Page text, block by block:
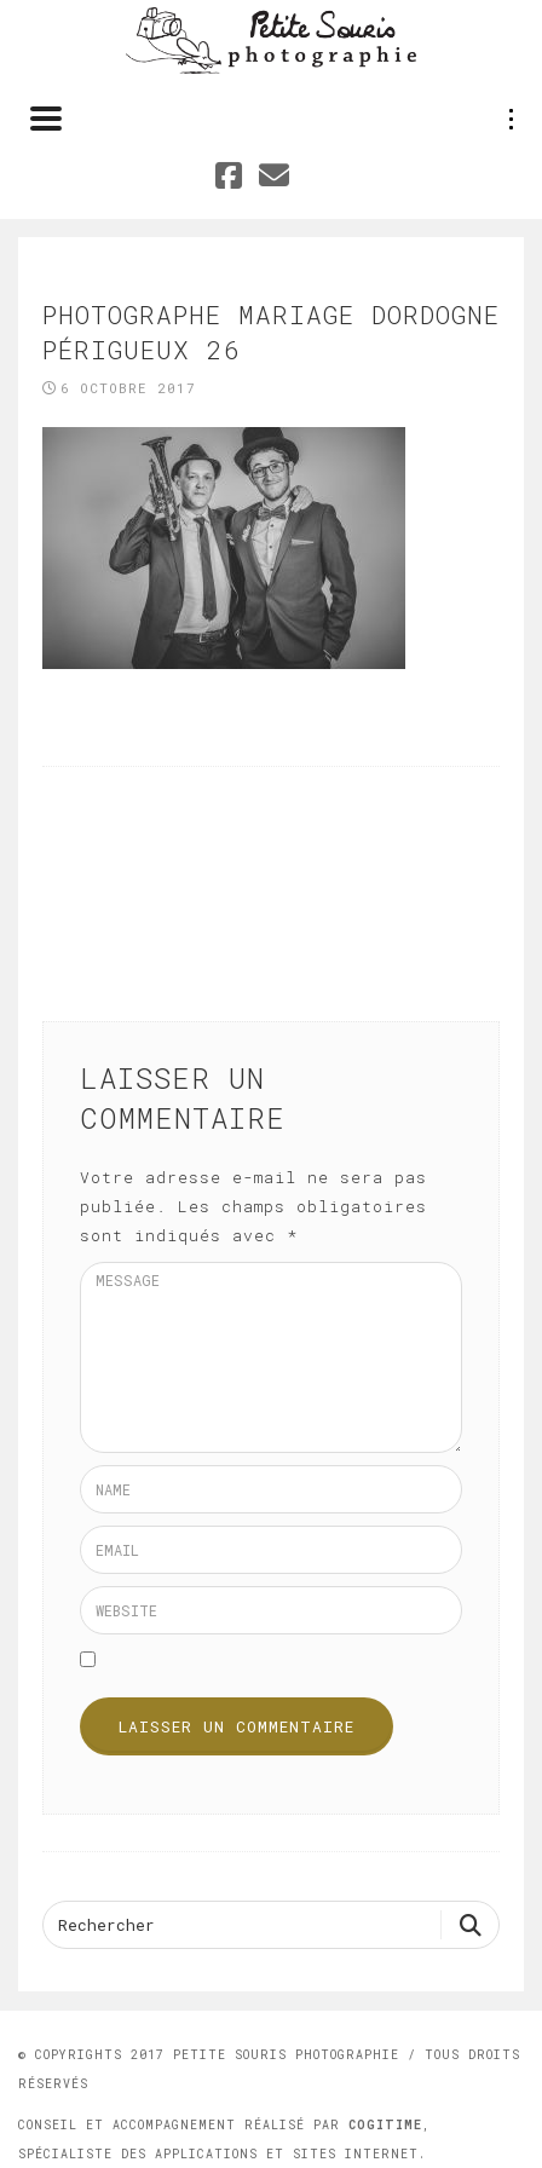
Toggle navigation
PHOTOGRAPHE MARIAGE DORDOGNE
PÉRIGUEUX 26
6 OCTOBRE 2017
LAISSER UN
COMMENTAIRE
Votre adresse e-mail ne sera pas
publiée.
Les champs obligatoires
sont indiqués avec *
© COPYRIGHTS 2017 PETITE SOURIS PHOTOGRAPHIE / TOUS DROITS
RÉSERVÉS
CONSEIL ET ACCOMPAGNEMENT RÉALISÉ PAR COGITIME ,
SPÉCIALISTE DES APPLICATIONS ET SITES INTERNET.